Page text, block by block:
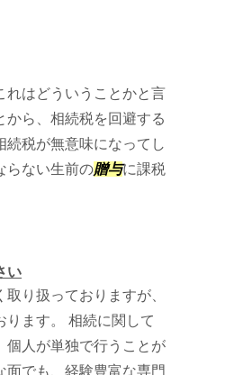
れはどういうことかと言
から、相続税を回避する
続税が無意味になってし
らない生前の贈与に課税
い
り扱っておりますが、
ます。 相続に関して
個人が単独で行うことが
でも、経験豊富な専門